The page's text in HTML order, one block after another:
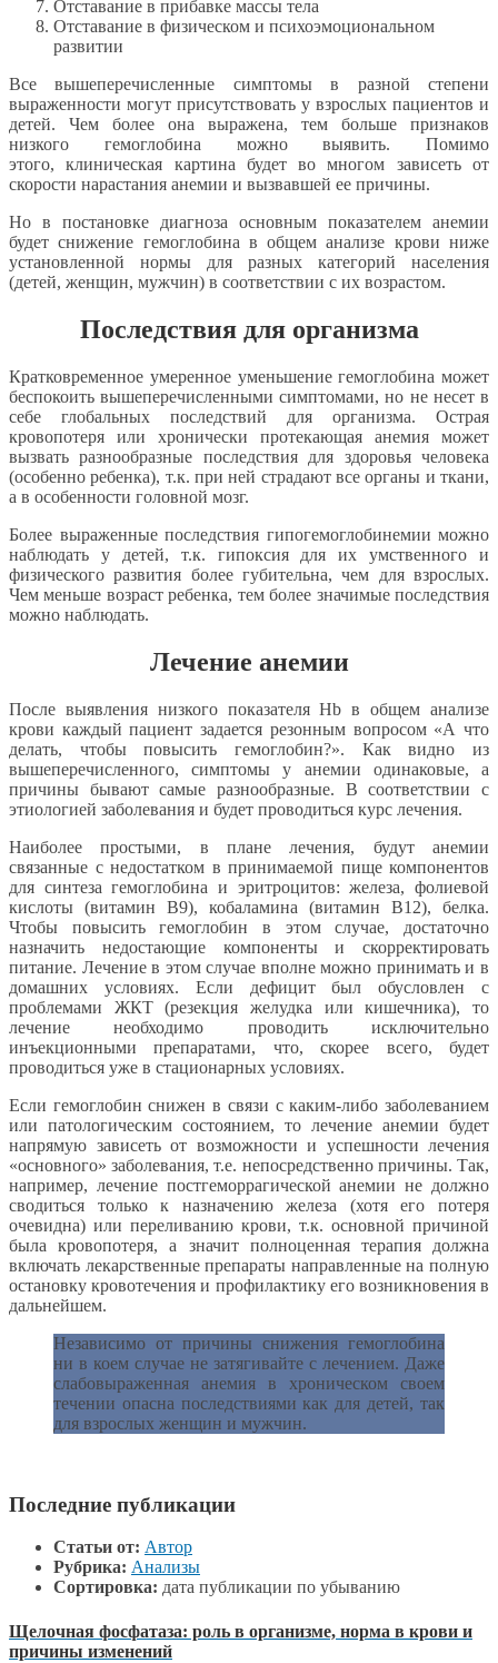
Отставание в прибавке массы тела
Отставание в физическом и психоэмоциональном
развитии
Все вышеперечисленные симптомы в разной степени
выраженности могут присутствовать у взрослых пациентов и
детей. Чем более она выражена, тем больше признаков
низкого гемоглобина можно выявить. Помимо
этого, клиническая картина будет во многом зависеть от
скорости нарастания анемии и вызвавшей ее причины.
Но в постановке диагноза основным показателем анемии
будет снижение гемоглобина в общем анализе крови ниже
установленной нормы для разных категорий населения
(детей, женщин, мужчин) в соответствии с их возрастом.
Последствия для организма
Кратковременное умеренное уменьшение гемоглобина может
беспокоить вышеперечисленными симптомами, но не несет в
себе глобальных последствий для организма. Острая
кровопотеря или хронически протекающая анемия может
вызвать разнообразные последствия для здоровья человека
(особенно ребенка), т.к. при ней страдают все органы и ткани,
а в особенности головной мозг.
Более выраженные последствия гипогемоглобинемии можно
наблюдать у детей, т.к. гипоксия для их умственного и
физического развития более губительна, чем для взрослых.
Чем меньше возраст ребенка, тем более значимые последствия
можно наблюдать.
Лечение анемии
После выявления низкого показателя Hb в общем анализе
крови каждый пациент задается резонным вопросом «А что
делать, чтобы повысить гемоглобин?». Как видно из
вышеперечисленного, симптомы у анемии одинаковые, а
причины бывают самые разнообразные. В соответствии с
этиологией заболевания и будет проводиться курс лечения.
Наиболее простыми, в плане лечения, будут анемии
связанные с недостатком в принимаемой пище компонентов
для синтеза гемоглобина и эритроцитов: железа, фолиевой
кислоты (витамин B9), кобаламина (витамин B12), белка.
Чтобы повысить гемоглобин в этом случае, достаточно
назначить недостающие компоненты и скорректировать
питание. Лечение в этом случае вполне можно принимать и в
домашних условиях. Если дефицит был обусловлен с
проблемами ЖКТ (резекция желудка или кишечника), то
лечение необходимо проводить исключительно
инъекционными препаратами, что, скорее всего, будет
проводиться уже в стационарных условиях.
Если гемоглобин снижен в связи с каким-либо заболеванием
или патологическим состоянием, то лечение анемии будет
напрямую зависеть от возможности и успешности лечения
«основного» заболевания, т.е. непосредственно причины. Так,
например, лечение постгеморрагической анемии не должно
сводиться только к назначению железа (хотя его потеря
очевидна) или переливанию крови, т.к. основной причиной
была кровопотеря, а значит полноценная терапия должна
включать лекарственные препараты направленные на полную
остановку кровотечения и профилактику его возникновения в
дальнейшем.
Независимо от причины снижения гемоглобина
ни в коем случае не затягивайте с лечением. Даже
слабовыраженная анемия в хроническом своем
течении опасна последствиями как для детей, так
для взрослых женщин и мужчин.
Последние публикации
Статьи от: Автор
Рубрика: Анализы
Сортировка: дата публикации по убыванию
Щелочная фосфатаза: роль в организме, норма в крови и
причины изменений